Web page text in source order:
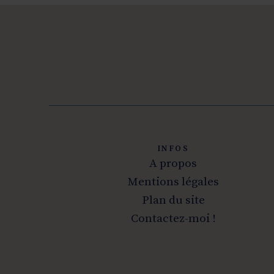
INFOS
A propos
Mentions légales
Plan du site
Contactez-moi !